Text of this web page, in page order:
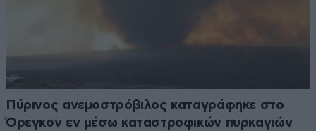
Πύρινος ανεμοστρόβιλος καταγράφηκε στο
Όρεγκον εν μέσω καταστροφικών πυρκαγιών